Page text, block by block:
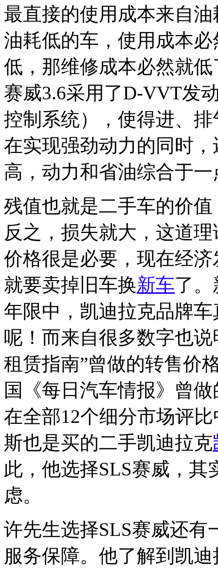
最直接的使用成本来自
油耗低的车，使用成本
低，那维修成本必然就
赛威3.6采用了D-VVT发
控制系统），使得进、
在实现强劲动力的同时
高，动力和省油综合于
残值也就是二手车的价
反之，损失就大，这道
价格很是必要，现在经
就要卖掉旧车换新车了
年限中，凯迪拉克品牌
呢！而来自很多数字也
租赁指南”曾做的转售价
国《每日汽车情报》曾
在全部12个细分市场评
斯也是买的二手凯迪拉克
此，他选择SLS赛威，
虑。
许先生选择SLS赛威还
服务保障。他了解到凯